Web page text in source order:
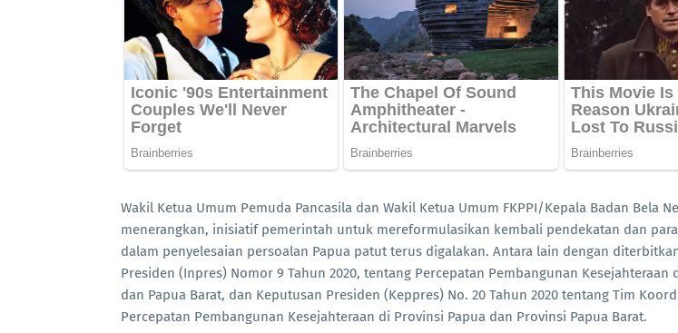
Wakil Ketua Umum Pemuda Pancasila dan Wakil Ketua Umum FKPPI/Kepala Badan Bela
menerangkan, inisiatif pemerintah untuk mereformulasikan kembali pendekatan dan
dalam penyelesaian persoalan Papua patut terus digalakan. Antara lain dengan
Presiden (Inpres) Nomor 9 Tahun 2020, tentang Percepatan Pembangunan Kesejahteraan
dan Papua Barat, dan Keputusan Presiden (Keppres) No. 20 Tahun 2020 tentang Tim
Percepatan Pembangunan Kesejahteraan di Provinsi Papua dan Provinsi Papua Barat.